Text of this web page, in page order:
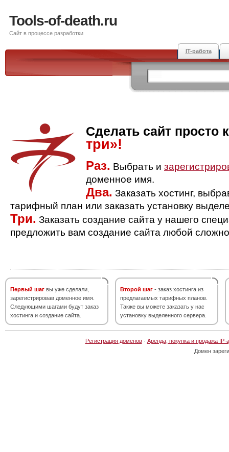
Tools-of-death.ru
Сайт в процессе разработки
IT-работа
Сделать сайт просто
три»!
Раз. Выбрать и
доменное имя.
Два. Заказать хостинг,
тарифный план или заказать установку
Три. Заказать создание сайта у нашего
предложить вам создание сайта любой
Первый шаг вы уже сделали,
зарегистрировав доменное имя.
Следующими шагами будут заказ
хостинга и создание сайта.
Второй шаг - заказ хостинга из
предлагаемых тарифных планов.
Также вы можете заказать у нас
установку выделенного сервера.
Регистрация доменов· Аренда, покупка и продажа IP-
Домен